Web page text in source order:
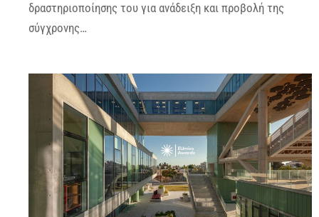
δραστηριοποίησης του για ανάδειξη και προβολή της
σύγχρονης…